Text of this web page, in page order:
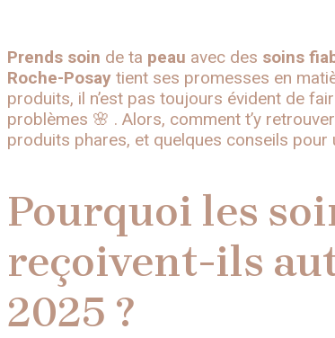
Prends soin de ta peau avec des soins
Roche-Posay tient ses promesses en
produits, il n’est pas toujours évident de
problèmes 🌸 . Alors, comment t’y
produits phares, et quelques conseils
Pourquoi les
reçoivent-ils
2025 ?